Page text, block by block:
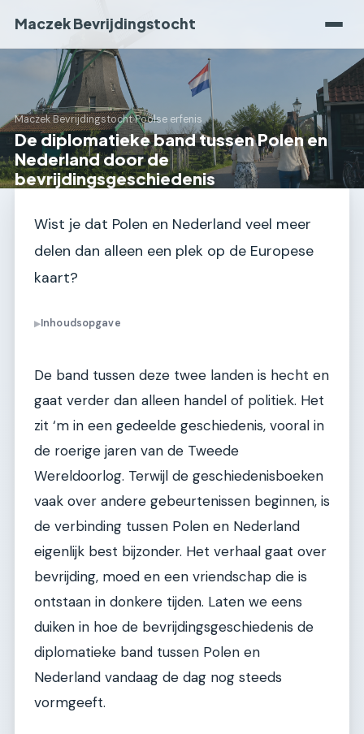
Maczek Bevrijdingstocht
Maczek Bevrijdingstocht›Poolse erfenis
De diplomatieke band tussen Polen en
Nederland door de
bevrijdingsgeschiedenis
Wist je dat Polen en Nederland veel meer
delen dan alleen een plek op de Europese
kaart?
▶Inhoudsopgave
De band tussen deze twee landen is hecht en
gaat verder dan alleen handel of politiek. Het
zit ‘m in een gedeelde geschiedenis, vooral in
de roerige jaren van de Tweede
Wereldoorlog. Terwijl de geschiedenisboeken
vaak over andere gebeurtenissen beginnen, is
de verbinding tussen Polen en Nederland
eigenlijk best bijzonder. Het verhaal gaat over
bevrijding, moed en een vriendschap die is
ontstaan in donkere tijden. Laten we eens
duiken in hoe de bevrijdingsgeschiedenis de
diplomatieke band tussen Polen en
Nederland vandaag de dag nog steeds
vormgeeft.